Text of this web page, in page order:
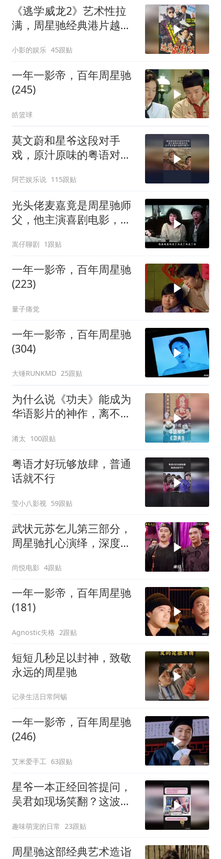
《逃学威龙2》艺术性拉
满，周星驰经典港片越品
小影的娱乐 45跟贴
一年一影帝，百年周星驰
(245)
皓篮球
莫文蔚和星爷这段对手
戏，原汁原味的粤语对
魅力！
阿芒娱乐说 115跟贴
光头佬麦嘉竟是周星驰师
父，他主演喜剧电影，承
嵩仔聊剧 1跟贴
一年一影帝，百年周星驰
(223)
量子痛觉
一年一影帝，百年周星驰
(304)
大锤RUNKMD 25跟贴
为什么说《功夫》能成为
华语影片的神作，离不开
淆太 100跟贴
粤语才好玩够放肆，普通
话就不行
莹小八影视 59跟贴
武状元苏乞儿第三部分，
周星驰扎心演绎，深度解
尚悦电影 4跟贴
一年一影帝，百年周星驰
(181)
Agnostic失格 2跟贴
短短几秒足以封神，致敬
永远的周星驰
记录生活日常阿蜴
一年一影帝，百年周星驰
(246)
艾米爱手工 63跟贴
星爷一本正经回答提问，
吴君如现场笑翻？这波反
趣味萌宠的日常 23跟贴
周星驰这部经典艺术造诣